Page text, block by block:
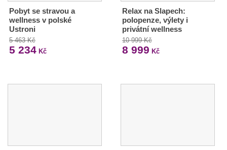
Pobyt se stravou a
wellness v polské
Ustroni
5 463 Kč
5 234 Kč
Relax na Slapech:
polopenze, výlety i
privátní wellness
10 999 Kč
8 999 Kč